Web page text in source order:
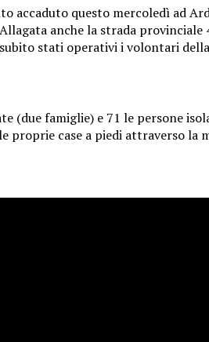
questo mercoledì ad
anche la strada
stati operativi i volontari
(due famiglie) e 71 le persone
proprie case a piedi attraverso